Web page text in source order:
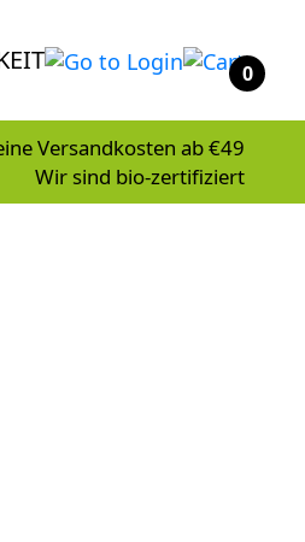
0
Versandkosten ab €49
Wir sind bio-zertifiziert